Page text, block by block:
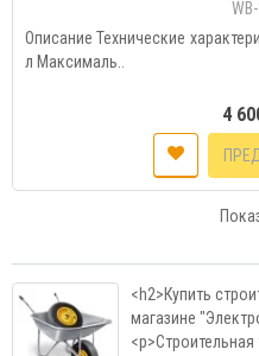
Описание Технические
л Максималь..
4
<h2>Купить
магазине